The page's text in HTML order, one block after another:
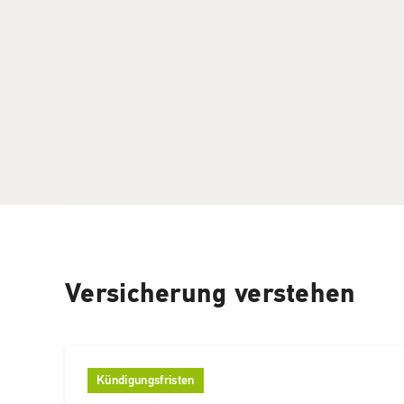
Versicherung verstehen
Kündigungsfristen